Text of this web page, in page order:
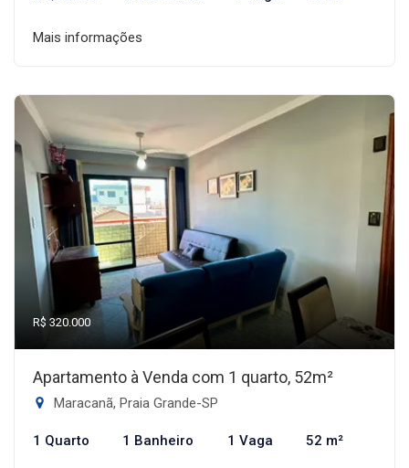
Mais informações
R$ 320.000
Apartamento à Venda com 1 quarto, 52m²
Maracanã, Praia Grande-SP
1 Quarto 1 Banheiro 1 Vaga 52 m²